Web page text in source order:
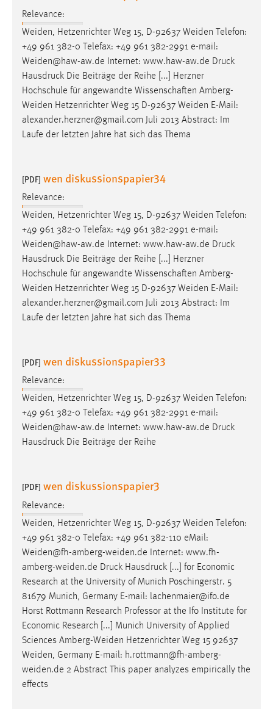
Relevance:
Weiden, Hetzenrichter Weg 15, D-92637 Weiden Telefon:
+49 961 382-0 Telefax: +49 961 382-2991 e-mail:
Weiden@haw-aw.de Internet: www.haw-aw.de Druck
Hausdruck Die Beiträge der Reihe [...] Herzner
Hochschule für angewandte Wissenschaften Amberg-
Weiden Hetzenrichter Weg 15 D-92637 Weiden E-Mail:
alexander.herzner@gmail.com Juli 2013 Abstract: Im
Laufe der letzten Jahre hat sich das Thema
[PDF] wen diskussionspapier34
Relevance:
Weiden, Hetzenrichter Weg 15, D-92637 Weiden Telefon:
+49 961 382-0 Telefax: +49 961 382-2991 e-mail:
Weiden@haw-aw.de Internet: www.haw-aw.de Druck
Hausdruck Die Beiträge der Reihe [...] Herzner
Hochschule für angewandte Wissenschaften Amberg-
Weiden Hetzenrichter Weg 15 D-92637 Weiden E-Mail:
alexander.herzner@gmail.com Juli 2013 Abstract: Im
Laufe der letzten Jahre hat sich das Thema
[PDF] wen diskussionspapier33
Relevance:
Weiden, Hetzenrichter Weg 15, D-92637 Weiden Telefon:
+49 961 382-0 Telefax: +49 961 382-2991 e-mail:
Weiden@haw-aw.de Internet: www.haw-aw.de Druck
Hausdruck Die Beiträge der Reihe
[PDF] wen diskussionspapier3
Relevance:
Weiden, Hetzenrichter Weg 15, D-92637 Weiden Telefon:
+49 961 382-0 Telefax: +49 961 382-110 eMail:
Weiden@fh-amberg-weiden.de Internet: www.fh-
amberg-weiden.de Druck Hausdruck [...] for Economic
Research at the University of Munich Poschingerstr. 5
81679 Munich, Germany E-mail: lachenmaier@ifo.de
Horst Rottmann Research Professor at the Ifo Institute for
Economic Research [...] Munich University of Applied
Sciences Amberg-Weiden Hetzenrichter Weg 15 92637
Weiden, Germany E-mail: h.rottmann@fh-amberg-
weiden.de 2 Abstract This paper analyzes empirically the
effects